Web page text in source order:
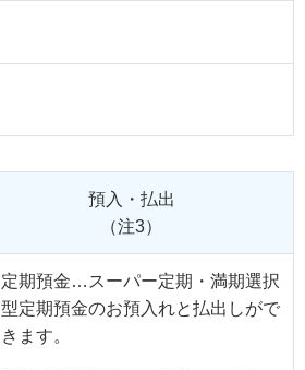
預入・払出
（注3）
定期預金…スーパー定期・満期選択
型定期預金のお預入れと払出しがで
きます。